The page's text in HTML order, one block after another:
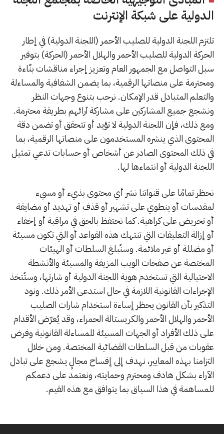
الدولية على شبكة الإنترنت
تلتزم اللجنة الدولية للصليب الأحمر (اللجنة الدولية) في إطار
الحركة الدولية للصليب الأحمر والهلال الأحمر (الحركة) بتوفير
سبل التواصل مع الجمهور العام وتعزيز إجراء مناقشات بنّاءة
ومحترمة على منصاتها الرقمية، بما يضمن الشفافية والمساءلة
والتعلم المتبادل قدر الإمكان. نرحب بتنوع وجهات النظر
ونشجع جميع المشاركين على مشاركة آرائهم بطريقة محترمة.
ومع ذلك، فإن اللجنة الدولية لا تؤيد أو تتحقق أو تضمن دقة
المحتوى الذي ينشره المستخدمون على منصاتها الرقمية، بما
في ذلك المحتوى الصادر عن أشخاص أو حسابات تدعي تمثيل
اللجنة الدولية أو انتماءها لها.
نحظر تمامًا على قنواتنا نشر أي محتوى بذيء أو مسيء
لمقدسات أو ينطوي على تشهير أو قذف أو تهديد أو مضايقة
أو تحريض على كراهية. كما نحتفظ بالحق في مراقبة أو إخفاء
أو إزالة التعليقات التي تنتهك هذه القواعد أو التي تكون مسيئة
أو مضللة أو غير ملائمة. وسنُبلغ السلطات أو الهيئات
المختصة عن صفحات الويب المزيفة والمسيئة والأنشطة
الاحتيالية التي تستخدم هوية اللجنة الدولية أو شارتها، وستُتخذ
الإجراءات القانونية اللازمة في حال استدعى الأمر ذلك. ونود
التذكير بأن القانون يحظر إساءة استخدام شارات الصليب
الأحمر والهلال الأحمر والكريستالة الحمراء، وقد يُعرّض الأقدام
على ذلك الأفراد أو الجهات المسيئة للمساءلة القانونية وفرض
عقوبات من قبل السلطات القضائية المختصة. ومن خلال
التزامنا بهذه المعايير، نهدف إلى إفساح مجالٍ يشجع على تبادل
الآراء بشكل هادف ومحترم وحمايته، ونعتمد على دعمكم
للمساهمة في هذا السياق بما يتوافق مع هذه القيم.